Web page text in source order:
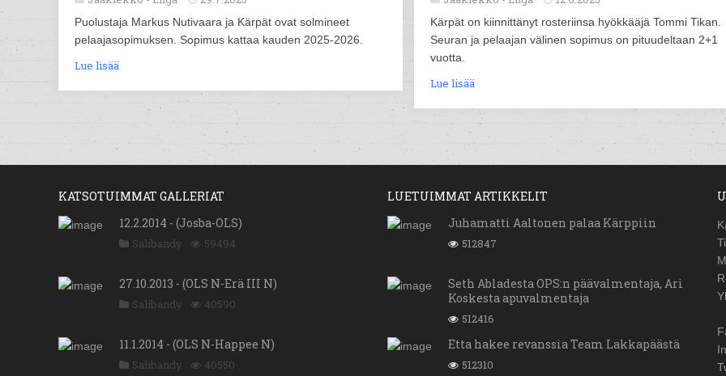
Puolustaja Markus Nutivaara ja Kärpät ovat solmineet
pelaajasopimuksen. Sopimus kattaa kauden 2025-2026.
Lue lisää
Kärpät on kiinnittänyt rosteriinsa hyökkääjä Tommi Tikan.
Seuran ja pelaajan välinen sopimus on pituudeltaan 2+1
vuotta.
Lue lisää
KATSOTUIMMAT GALLERIAT
12.2.2014 - (Josba-OLS)
Salibandy 59494
27.10.2013 - (OLS N-Erä III N)
Salibandy 40590
11.1.2014 - (OLS N-Happee N)
Salibandy 40550
LUETUIMMAT ARTIKKELIT
Juhamatti Aaltonen palaa Kärppiin
512847
Seth Abladesta OPS:n päävalmentaja, Ari
Koskesta apuvalmentaja
512416
Etta hakee revanssia Team Lakkapäästä
512310